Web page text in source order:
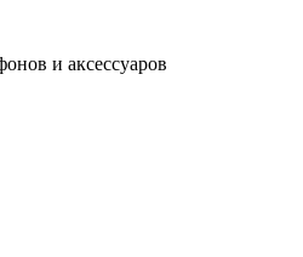
и аксессуаров